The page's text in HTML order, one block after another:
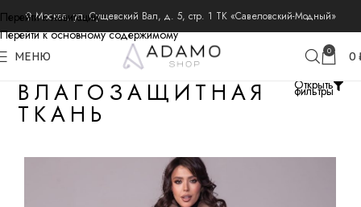
Перейти к навигации
Перейти к основному содержимому
⚲ Москва, ул. Сущевский Вал, д. 5, стр. 1 ТК «Савеловский-Модный»
МЕНЮ 0 0
ВЛАГОЗАЩИТНАЯ
ТКАНЬ
Открыть
фильтры